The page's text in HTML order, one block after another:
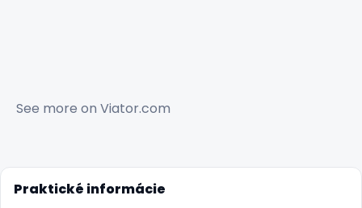
See more on Viator.com
Praktické informácie